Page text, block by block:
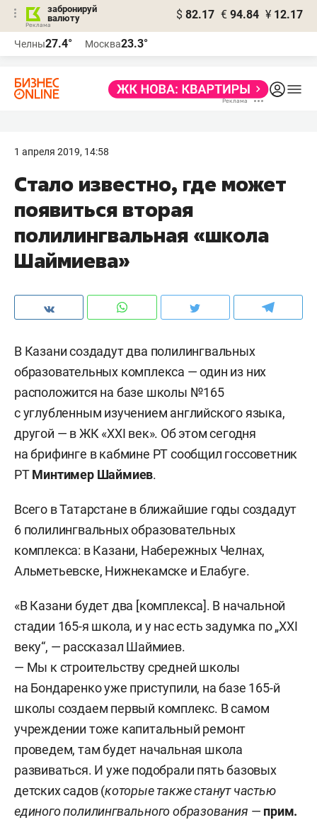
забронируй
валюту
$ 82.17 € 94.84 ¥ 12.17
Челны27.4° Москва23.3°
1 апреля 2019, 14:58
Стало известно, где может
появиться вторая
полилингвальная «школа
Шаймиева»
В Казани создадут два полилингвальных
образовательных комплекса — один из них
расположится на базе школы №165
с углубленным изучением английского языка,
другой — в ЖК «XXI век». Об этом сегодня
на брифинге в кабмине РТ сообщил госсоветник
РТМинтимер Шаймиев.
Всего в Татарстане в ближайшие годы создадут
6 полилингвальных образовательных
комплекса: в Казани, Набережных Челнах,
Альметьевске, Нижнекамске и Елабуге.
«В Казани будет два [комплекса]. В начальной
стадии 165-я школа, и у нас есть задумка по „XXI
веку“, — рассказал Шаймиев.
— Мы к строительству средней школы
на Бондаренко уже приступили, на базе 165-й
школы создаем первый комплекс. В самом
учреждении тоже капитальный ремонт
проведем, там будет начальная школа
развиваться. И уже подобрали пять базовых
детских садов (которые также станут частью
единого полилингвального образования — прим.